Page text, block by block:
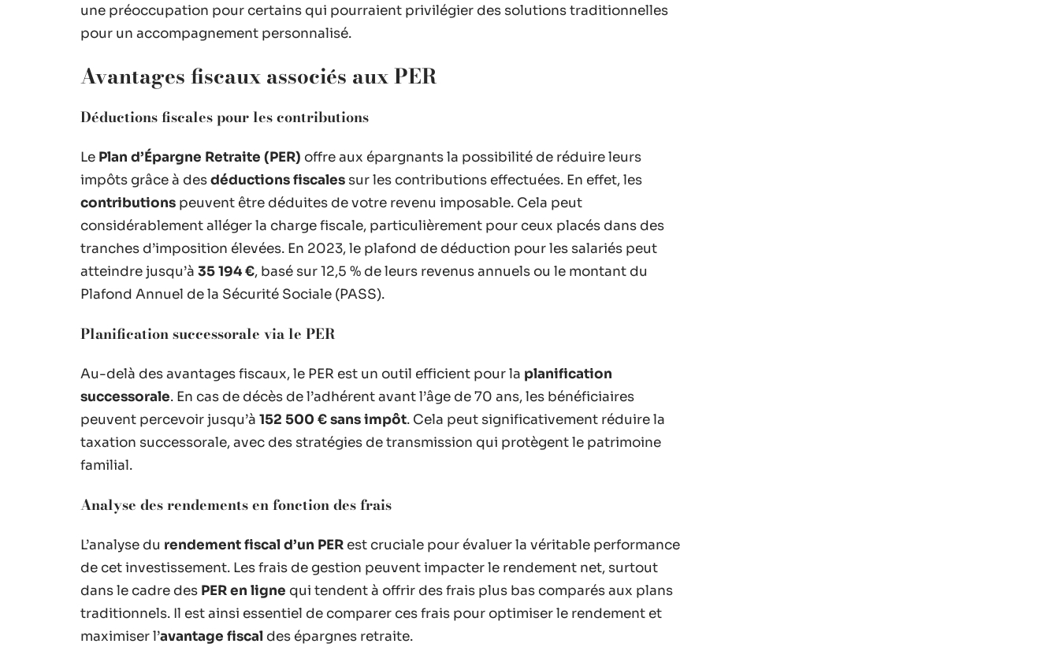
une préoccupation pour certains qui pourraient privilégier des solutions traditionnelles
pour un accompagnement personnalisé.
Avantages fiscaux associés aux PER
Déductions fiscales pour les contributions
Le Plan d’Épargne Retraite (PER) offre aux épargnants la possibilité de réduire leurs
impôts grâce à desdéductions fiscales sur les contributions effectuées. En effet, les
contributions peuvent être déduites de votre revenu imposable. Cela peut
considérablement alléger la charge fiscale, particulièrement pour ceux placés dans des
tranches d’imposition élevées. En 2023, le plafond de déduction pour les salariés peut
atteindre jusqu’à 35 194 €, basé sur 12,5 % de leurs revenus annuels ou le montant du
Plafond Annuel de la Sécurité Sociale (PASS).
Planification successorale via le PER
Au-delà des avantages fiscaux, le PER est un outil efficient pour la planification
successorale. En cas de décès de l’adhérent avant l’âge de 70 ans, les bénéficiaires
peuvent percevoir jusqu’à 152 500 € sans impôt. Cela peut significativement réduire la
taxation successorale, avec des stratégies de transmission qui protègent le patrimoine
familial.
Analyse des rendements en fonction des frais
L’analyse du rendement fiscal d’un PER est cruciale pour évaluer la véritable performance
de cet investissement. Les frais de gestion peuvent impacter le rendement net, surtout
dans le cadre des PER en ligne qui tendent à offrir des frais plus bas comparés aux plans
traditionnels. Il est ainsi essentiel de comparer ces frais pour optimiser le rendement et
maximiser l’avantage fiscal des épargnes retraite.